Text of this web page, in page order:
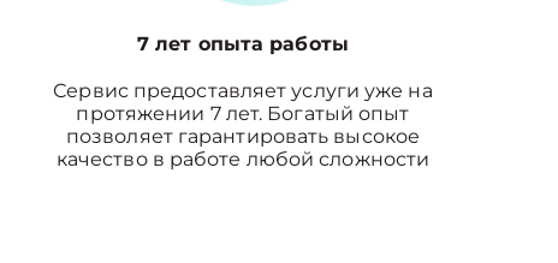
7 лет опыта работы
Сервис предоставляет услуги уже на
протяжении 7 лет. Богатый опыт
позволяет гарантировать высокое
качество в работе любой сложности